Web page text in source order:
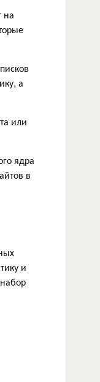
на
а
или
ядра
в
и